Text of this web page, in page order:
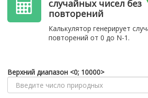
случайных чисел без
повторений
Калькулятор генерирует
повторений от 0 до N-1.
Верхний диапазон <0; 10000>